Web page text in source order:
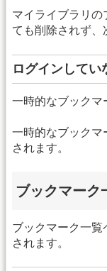
マイライブラリの
ても削除されず、
ログインしてい
一時的なブックマ
一時的なブックマ
されます。
ブックマーク
ブックマーク一
されます。